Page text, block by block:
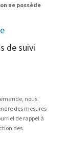
ne possède
de suivi
nous
des mesures
de rappel à
des